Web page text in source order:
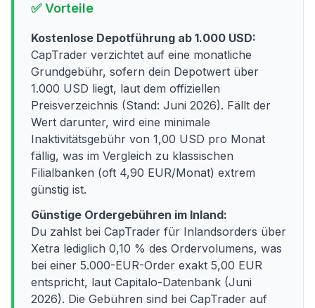
✅ Vorteile
Kostenlose Depotführung ab 1.000 USD:
CapTrader verzichtet auf eine monatliche
Grundgebühr, sofern dein Depotwert über
1.000 USD liegt, laut dem offiziellen
Preisverzeichnis (Stand: Juni 2026). Fällt der
Wert darunter, wird eine minimale
Inaktivitätsgebühr von 1,00 USD pro Monat
fällig, was im Vergleich zu klassischen
Filialbanken (oft 4,90 EUR/Monat) extrem
günstig ist.
Günstige Ordergebühren im Inland:
Du zahlst bei CapTrader für Inlandsorders über
Xetra lediglich 0,10 % des Ordervolumens, was
bei einer 5.000-EUR-Order exakt 5,00 EUR
entspricht, laut Capitalo-Datenbank (Juni
2026). Die Gebühren sind bei CapTrader auf